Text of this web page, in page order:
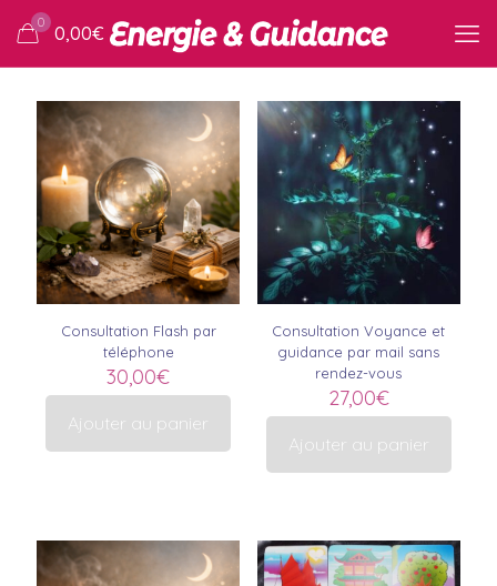
0 0,00€
Consultation Flash par
téléphone
30,00€
Ajouter au panier
Consultation Voyance et
guidance par mail sans
rendez-vous
27,00€
Ajouter au panier